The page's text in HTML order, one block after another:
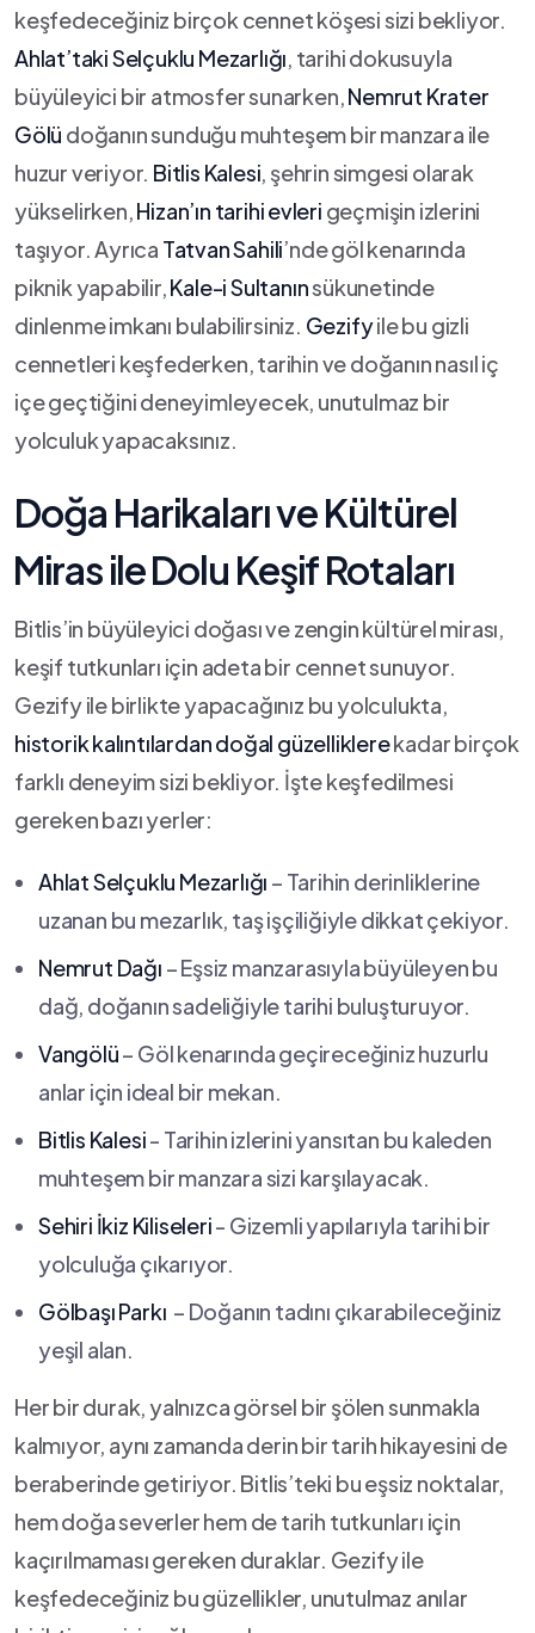
keşfedeceğiniz birçok cennet köşesi sizi ​bekliyor.
Ahlat’taki Selçuklu Mezarlığı,⁤ tarihi dokusuyla
büyüleyici bir atmosfer sunarken,‍Nemrut Krater
Gölü doğanın sunduğu muhteşem bir manzara ile
huzur veriyor. Bitlis ‍Kalesi, şehrin simgesi olarak
yükselirken,Hizan’ın tarihi ⁣evleri geçmişin izlerini
taşıyor. Ayrıca Tatvan Sahili’nde göl kenarında
piknik yapabilir,Kale-i Sultanınsükunetinde
dinlenme imkanı bulabilirsiniz. Gezifyile bu gizli​
cennetleri keşfederken, tarihin ve doğanın nasıl iç
içe‍ geçtiğini ‌deneyimleyecek, unutulmaz bir
yolculuk yapacaksınız.
Doğa Harikaları ve Kültürel
⁤Miras ile⁣ Dolu Keşif ‌Rotaları
Bitlis’in büyüleyici doğası ve zengin kültürel ⁣mirası,
keşif tutkunları için adeta bir cennet sunuyor.
Gezify ile birlikte yapacağınız bu yolculukta,
historik⁤ kalıntılardan doğal güzelliklerekadar birçok
farklı deneyim sizi bekliyor.⁢ İşte keşfedilmesi
gereken bazı yerler:
Ahlat Selçuklu Mezarlığı – Tarihin derinliklerine
uzanan bu mezarlık, taş işçiliğiyle dikkat çekiyor.
Nemrut Dağı – Eşsiz manzarasıyla büyüleyen‌ bu⁣
dağ, doğanın sadeliğiyle tarihi buluşturuyor.
Vangölü– Göl‍ kenarında geçireceğiniz​ huzurlu
anlar ‍için ideal‌ bir mekan.
Bitlis Kalesi-‍ Tarihin izlerini yansıtan bu kaleden
⁢muhteşem bir manzara sizi karşılayacak.
Sehiri İkiz Kiliseleri-⁢ Gizemli yapılarıyla tarihi bir
yolculuğa çıkarıyor.
Gölbaşı Parkı ‍ – Doğanın tadını çıkarabileceğiniz
yeşil alan.
Her ‌bir durak,‍ yalnızca görsel bir şölen sunmakla
kalmıyor,‍ aynı zamanda derin bir tarih hikayesini de
beraberinde getiriyor. Bitlis’teki bu ⁢eşsiz noktalar,
hem doğa severler hem de tarih tutkunları için
kaçırılmaması gereken duraklar. ‌Gezify ile
keşfedeceğiniz bu güzellikler, unutulmaz anılar⁣